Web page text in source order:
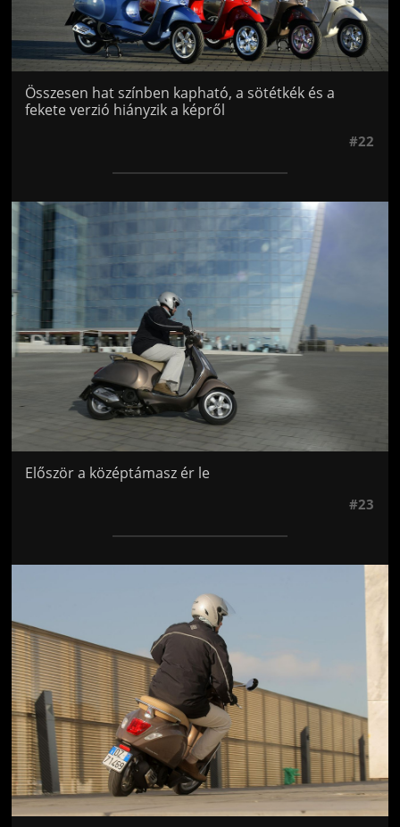
Összesen hat színben kapható, a sötétkék és a
fekete verzió hiányzik a képről
#22
Jön még kép!
Először a középtámasz ér le
#23
Jön még kép!